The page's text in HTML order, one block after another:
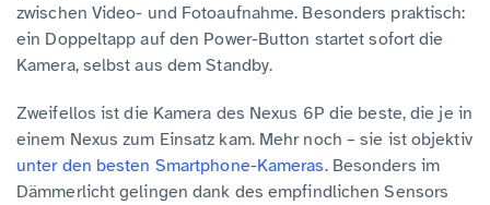
zwischen Video- und Fotoaufnahme. Besonders praktisch:
ein Doppeltapp auf den Power-Button startet sofort die
Kamera, selbst aus dem Standby.
Zweifellos ist die Kamera des Nexus 6P die beste, die je in
einem Nexus zum Einsatz kam. Mehr noch – sie ist objektiv
unter den besten Smartphone-Kameras. Besonders im
Dämmerlicht gelingen dank des empfindlichen Sensors